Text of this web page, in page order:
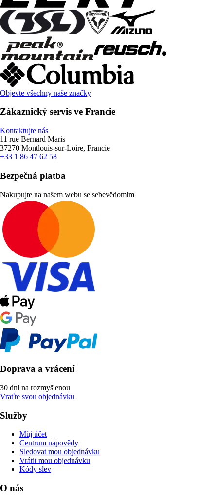
Objevte všechny naše značky
Zákaznický servis ve Francie
Kontaktujte nás
11 rue Bernard Maris
37270 Montlouis-sur-Loire, Francie
+33 1 86 47 62 58
Bezpečná platba
Nakupujte na našem webu se sebevědomím
Doprava a vrácení
30 dní na rozmyšlenou
Vraťte svou objednávku
Služby
Můj účet
Centrum nápovědy
Sledovat mou objednávku
Vrátit mou objednávku
Kódy slev
O nás